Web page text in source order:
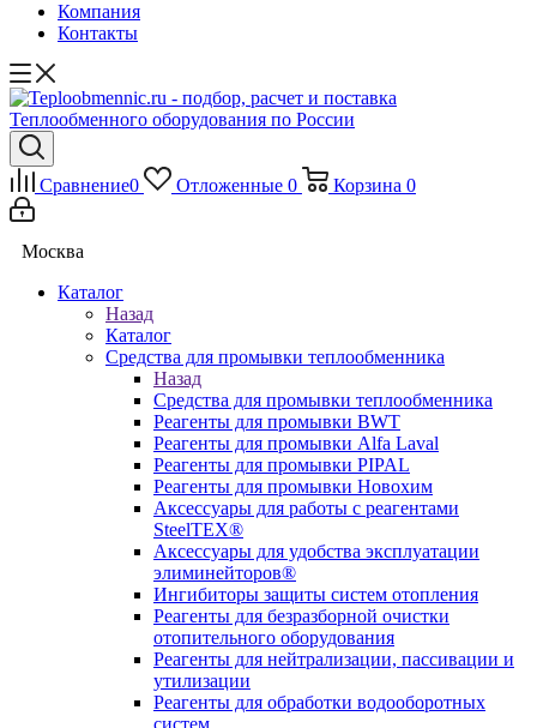
Компания
Контакты
Сравнение0 Отложенные 0 Корзина 0
Москва
Каталог
Назад
Каталог
Средства для промывки теплообменника
Назад
Средства для промывки теплообменника
Реагенты для промывки BWT
Реагенты для промывки Alfa Laval
Реагенты для промывки PIPAL
Реагенты для промывки Новохим
Аксессуары для работы с реагентами
SteelTEX®
Аксессуары для удобства эксплуатации
элиминейторов®
Ингибиторы защиты систем отопления
Реагенты для безразборной очистки
отопительного оборудования
Реагенты для нейтрализации, пассивации и
утилизации
Реагенты для обработки водооборотных
систем